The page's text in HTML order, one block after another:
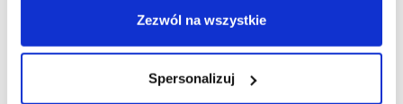
Zezwól na wszystkie
Spersonalizuj
do końca września br. sieć Froo rozwinęła się do 122
placówek, z czego 67 sklepów otwartych zostało
w trzech kwartałach 2025 r. Biznesy DCO osiągnęły
rezultatom w obszarach e-grocery i cateringu